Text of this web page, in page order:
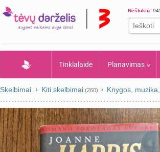
Nėštukių:
Tinklalaidė Planavimas
Skelbimai Kiti skelbimai (260) Knygos,